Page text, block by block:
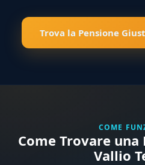
Trova la Pensione
COME
Come Trovare
Vallio